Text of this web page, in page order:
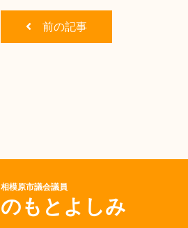
前の記事
相模原市議会議員
のもとよしみ